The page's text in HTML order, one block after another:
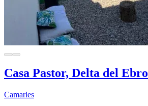
Casa Pastor, Delta del Ebro
Camarles